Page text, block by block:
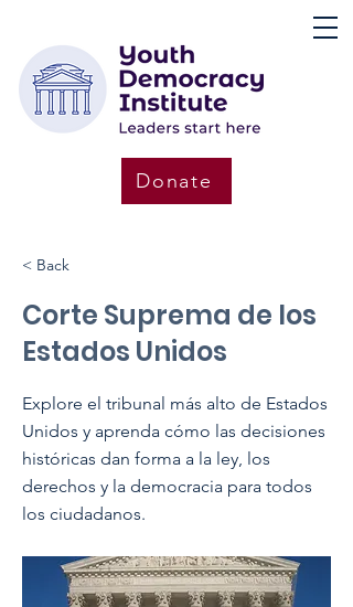
Donate
< Back
Corte Suprema de los
Estados Unidos
Explore el tribunal más alto de Estados
Unidos y aprenda cómo las decisiones
históricas dan forma a la ley, los
derechos y la democracia para todos
los ciudadanos.